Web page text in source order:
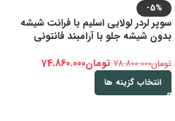
-5%
سوپر لردر لولایی اسلیم با فرانت شیشه
بدون شیشه جلو با آرامبند فانتونی
تومان78.800.000 تومان74.860.000
انتخاب گزینه ها